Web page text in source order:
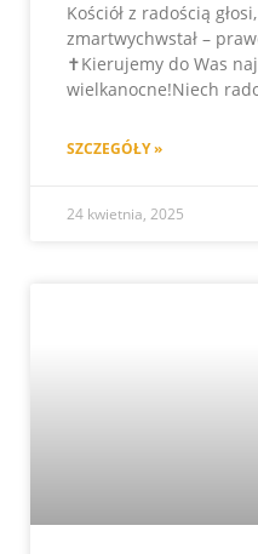
Kościół z radością
zmartwychwstał –
✝️Kierujemy do Was
wielkanocne!Niech
SZCZEGÓŁY »
24 kwietnia, 2025